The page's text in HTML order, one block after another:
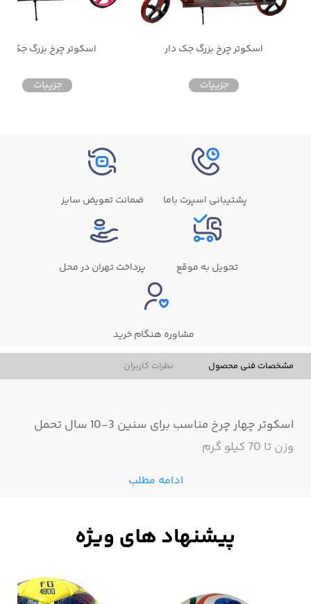
اسکوتر چرخ بزرگ جک دار
جزییات
اسکوتر چرخ بزرگ جک
جزییات
پشتیبانی اسپرت باما ضمانت تعویض سایز
تحویل به موقع پرداخت تهران در محل
مشاوره هنگام خرید
مشخصات فنی محصول نظرات کاربران
اسکوتر چهار چرخ مناسب برای سنین 3-10 سال تحمل
وزن تا 70 کیلو گرم
ادامه مطلب